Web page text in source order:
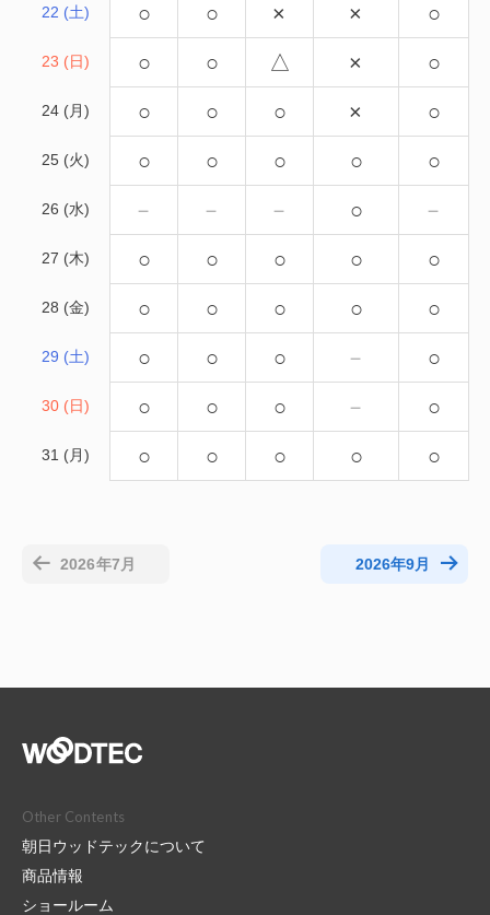
22 (土) ○ ○ × × ○
23 (日) ○ ○ △ × ○
24 (月) ○ ○ ○ × ○
25 (火) ○ ○ ○ ○ ○
26 (水) － － － ○ －
27 (木) ○ ○ ○ ○ ○
28 (金) ○ ○ ○ ○ ○
29 (土) ○ ○ ○ － ○
30 (日) ○ ○ ○ － ○
31 (月) ○ ○ ○ ○ ○
2026年7月 2026年9月
Other Contents
朝日ウッドテックについて
商品情報
ショールーム